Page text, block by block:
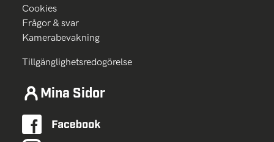
Cookies
Frågor & svar
Kamerabevakning
Tillgänglighetsredogörelse
Mina Sidor